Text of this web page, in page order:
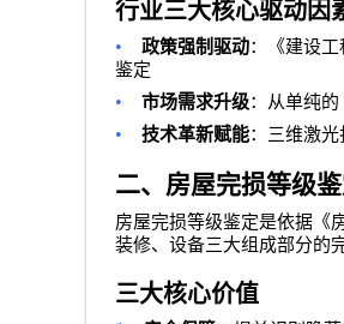
行业三大核心驱动因
• 政策强制驱动：《建设
鉴定
• 市场需求升级：从单纯的
• 技术革新赋能：三维激光
二、房屋完损等级
房屋完损等级鉴定是依据《
装修、设备三大组成部分的
三大核心价值